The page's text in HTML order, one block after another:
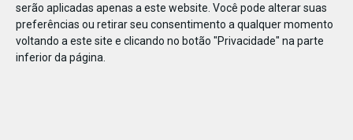
serão aplicadas apenas a este website. Você pode alterar suas
preferências ou retirar seu consentimento a qualquer momento
voltando a este site e clicando no botão "Privacidade" na parte
inferior da página.